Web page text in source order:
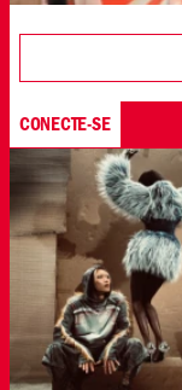
CONECTE-SE